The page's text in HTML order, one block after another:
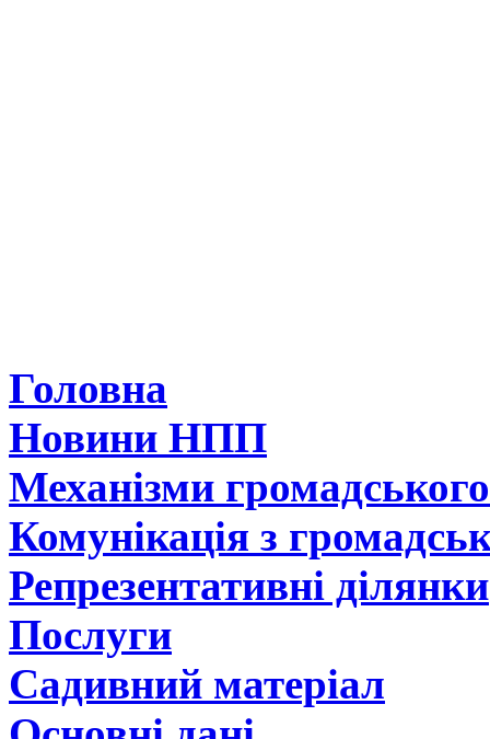
Головна
Новини НПП
Механізми
Комунікація з
Репрезентативні ділянки
Послуги
Садивний матеріал